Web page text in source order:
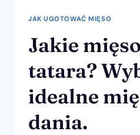
JAK UGOTOWAĆ MIĘSO
Jakie
tatara?
idealne
dania.